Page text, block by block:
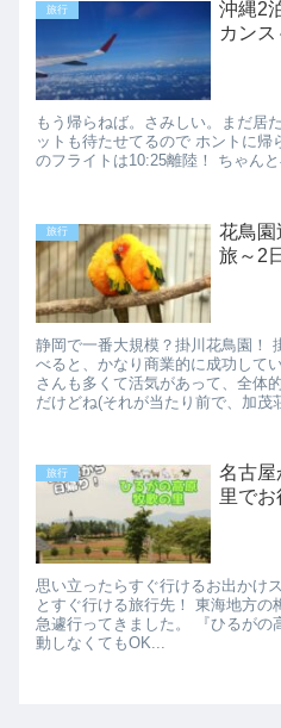
旅行
沖縄2
カンス
もう帰らねば。さみしい。まだ居
ットも待たせてるので ホントに帰
のフライトは10:25離陸！ ちゃん
旅行
花鳥園
旅～2
静岡で一番大規模？掛川花鳥園！
べると、かなり商業的に成功して
さんも多くて活気があって、全体
だけどね(それが当たり前で、加茂
旅行
名古屋
里でお
思い立ったらすぐ行けるお出かけ
とすぐ行ける旅行先！ 東海地方の
急遽行ってきました。 『ひるが
動しなくてもOK...